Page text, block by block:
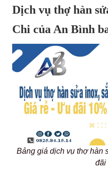
Dịch vụ thợ hàn
Chi của An Bình
Bảng giá dịch vụ thợ hàn
đãi